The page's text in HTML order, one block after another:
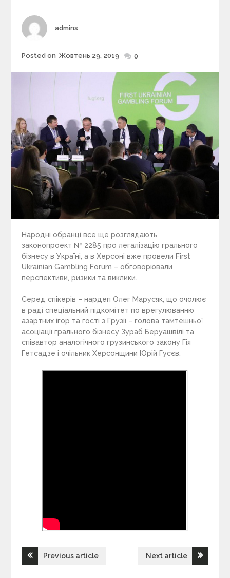
e
s
Author
admins
Posted
Posted on Жовтень 29, 2019 0
Народні обранці все ще розглядають
законопроект № 2285 про легалізацію грального
бізнесу в Україні, а в Херсоні вже провели First
Ukrainian Gambling Forum – обговорювали
перспективи, ризики та виклики.
Серед спікерів – нардеп Олег Марусяк, що очолює
в раді спеціальний підкомітет по врегулюванню
азартних ігор та гості з Грузії – голова тамтешньої
асоціації грального бізнесу Зураб Беруашвілі та
співавтор аналогічного грузинського закону Гія
Гетсадзе і очільник Херсонщини Юрій Гусєв.
Н
Previous article Next article